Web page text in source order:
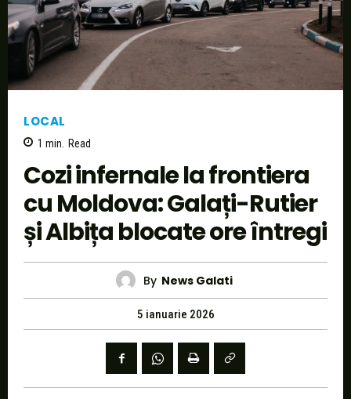
LOCAL
1 min. Read
Cozi infernale la frontiera
cu Moldova: Galați-Rutier
și Albița blocate ore întregi
By News Galati
5 ianuarie 2026